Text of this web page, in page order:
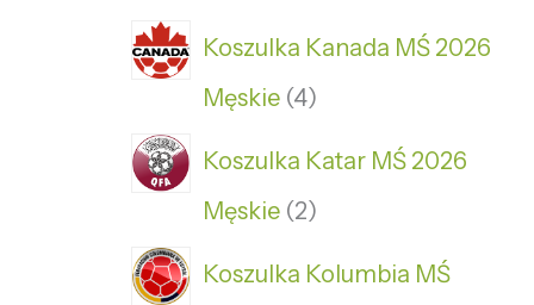
Koszulka Kanada MŚ 2026
Męskie 4
Koszulka Katar MŚ 2026
Męskie 2
Koszulka Kolumbia MŚ